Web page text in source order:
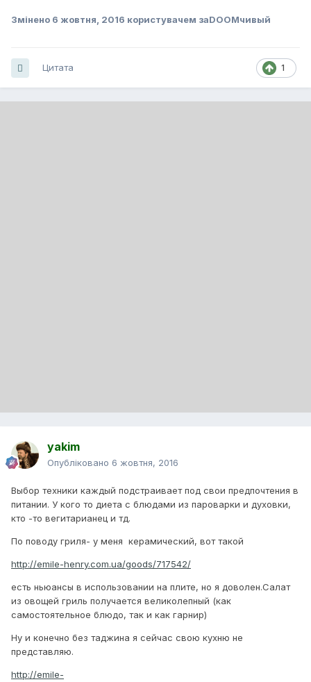
Змінено 6 жовтня, 2016 користувачем заDOOMчивый
1
Цитата
yakim
Опубліковано 6 жовтня, 2016
Выбор техники каждый подстраивает под свои предпочтения в
питании. У кого то диета с блюдами из пароварки и духовки,
кто -то вегитарианец и тд.
По поводу гриля- у меня керамический, вот такой
http://emile-henry.com.ua/goods/717542/
есть ньюансы в использовании на плите, но я доволен.Салат
из овощей гриль получается великолепный (как
самостоятельное блюдо, так и как гарнир)
Ну и конечно без таджина я сейчас свою кухню не
представляю.
http://emile-